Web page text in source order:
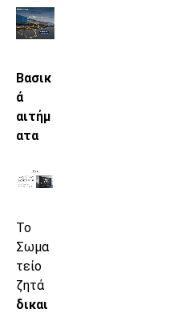
Βασικ
ά
αιτήμ
ατα
Το
Σωμα
τείο
ζητά
δικαι